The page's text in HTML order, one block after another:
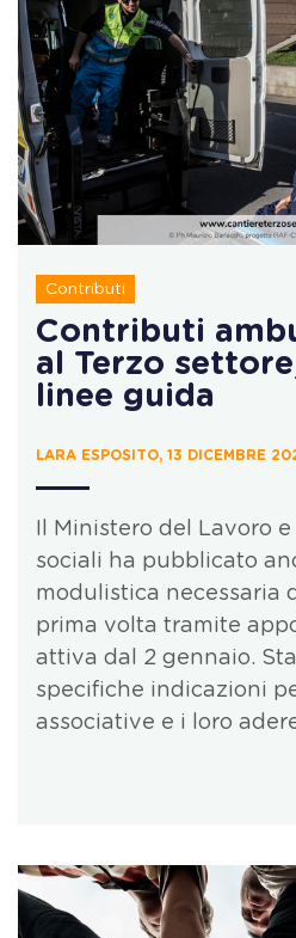
Contributi
Contributi
al Terzo
linee guida
LARA ESPOSITO, 13 DICEMBRE
Il Ministero del Lavoro
sociali ha pubblicato
modulistica necessaria
prima volta tramite
attiva dal 2 gennaio.
specifiche indicazioni
associative e i loro